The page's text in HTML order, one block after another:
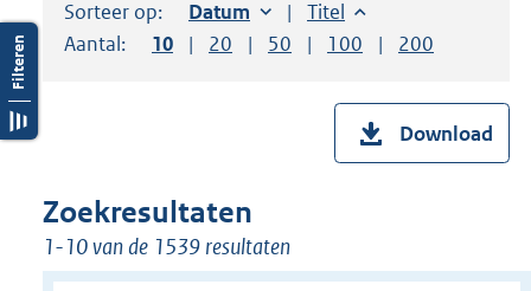
Sorteer op: Sorteer op:
Datum oplopendSorteer op:
Titel oplopend
Aantal:
Toon
10 resultaten per pagina
Toon
20 resultaten per pagina
Toon
50 resultaten per pagina
Toon
100 resultaten per
Toon
200
Download
Zoekresultaten
1-10 van de 1539 resultaten